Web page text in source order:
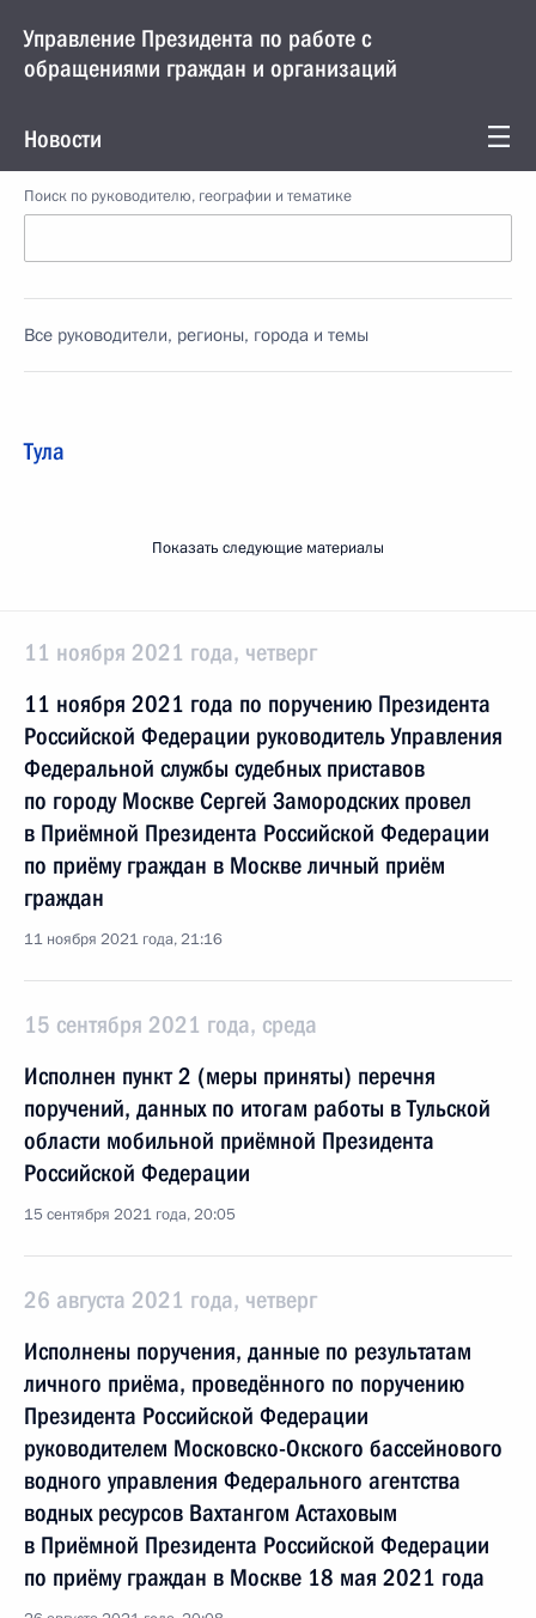
Управление Президента по работе с
обращениями граждан и организаций
Новости
Поиск по руководителю, географии и тематике
Все руководители, регионы, города и темы
Тула
Показать следующие материалы
11 ноября 2021 года, четверг
11 ноября 2021 года по поручению Президента
Российской Федерации руководитель Управления
Федеральной службы судебных приставов
по городу Москве Сергей Замородских провел
в Приёмной Президента Российской Федерации
по приёму граждан в Москве личный приём
граждан
11 ноября 2021 года, 21:16
15 сентября 2021 года, среда
Исполнен пункт 2 (меры приняты) перечня
поручений, данных по итогам работы в Тульской
области мобильной приёмной Президента
Российской Федерации
15 сентября 2021 года, 20:05
26 августа 2021 года, четверг
Исполнены поручения, данные по результатам
личного приёма, проведённого по поручению
Президента Российской Федерации
руководителем Московско-Окского бассейнового
водного управления Федерального агентства
водных ресурсов Вахтангом Астаховым
в Приёмной Президента Российской Федерации
по приёму граждан в Москве 18 мая 2021 года